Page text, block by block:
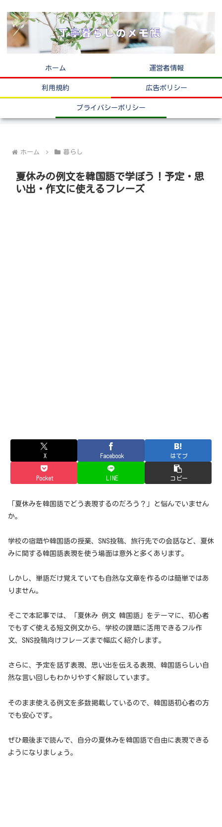
ホーム 運営者情報
利用規約 広告ポリシー
プライバシーポリシー
ホーム 暮らし
夏休みの例文を韓国語で学ぼう！予定・思
い出・作文に使えるフレーズ
X Facebook はてブ
Pocket LINE コピー
「夏休みを韓国語でどう表現するのだろう？」と悩んでいません
か。
学校の宿題や韓国語の授業、SNS投稿、旅行先での会話など、夏休
みに関する韓国語表現を使う場面は意外と多くあります。
しかし、単語だけ覚えていても自然な文章を作るのは簡単ではあ
りません。
そこで本記事では、「夏休み 例文 韓国語」をテーマに、初心者
でもすぐ使える短文例文から、学校の課題に活用できるフル作
文、SNS投稿向けフレーズまで幅広く紹介します。
さらに、予定を話す表現、思い出を伝える表現、韓国語らしい自
然な言い回しもわかりやすく解説しています。
そのまま使える例文を多数掲載しているので、韓国語初心者の方
でも安心です。
ぜひ最後まで読んで、自分の夏休みを韓国語で自由に表現できる
ようになりましょう。